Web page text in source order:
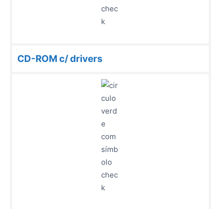
CD-ROM c/ drivers